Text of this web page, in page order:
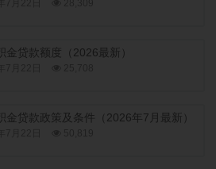
金贷款额度（2026最新）
金贷款政策及条件（2026年7月最新）